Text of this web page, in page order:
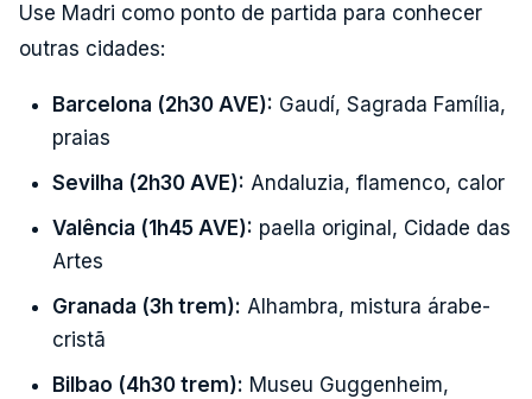
Use Madri como ponto de partida para conhecer
outras cidades:
Barcelona (2h30 AVE): Gaudí, Sagrada Família,
praias
Sevilha (2h30 AVE): Andaluzia, flamenco, calor
Valência (1h45 AVE): paella original, Cidade das
Artes
Granada (3h trem): Alhambra, mistura árabe-
cristã
Bilbao (4h30 trem): Museu Guggenheim,